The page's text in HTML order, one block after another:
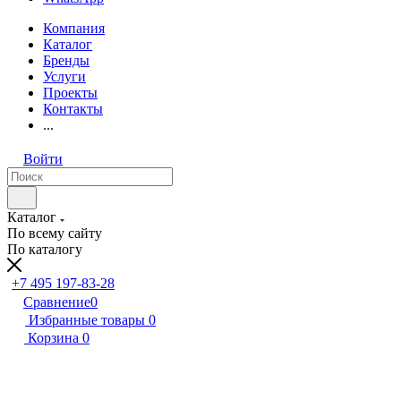
Компания
Каталог
Бренды
Услуги
Проекты
Контакты
...
Войти
Каталог
По всему сайту
По каталогу
+7 495 197-83-28
Сравнение0
Избранные товары 0
Корзина 0